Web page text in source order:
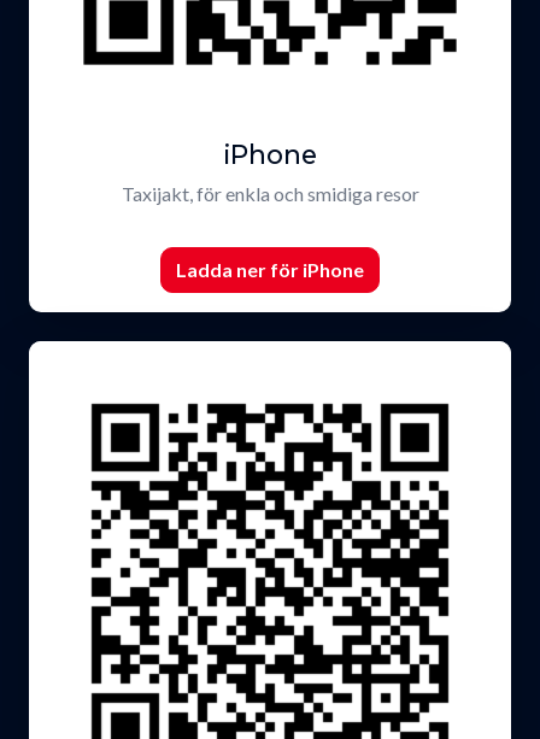
iPhone
Taxijakt, för enkla och smidiga resor
Ladda ner för iPhone